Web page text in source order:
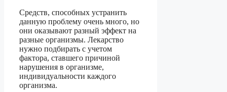
Средств, способных устранить
данную проблему очень много, но
они оказывают разный эффект на
разные организмы. Лекарство
нужно подбирать с учетом
фактора, ставшего причиной
нарушения в организме,
индивидуальности каждого
организма.